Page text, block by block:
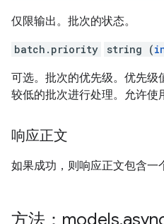
仅限输出。批次的状态。
batch.priority string (
可选。批次的优先级。优先级
较低的批次进行处理。允许使
响应正文
如果成功，则响应正文包含一
方法：models.